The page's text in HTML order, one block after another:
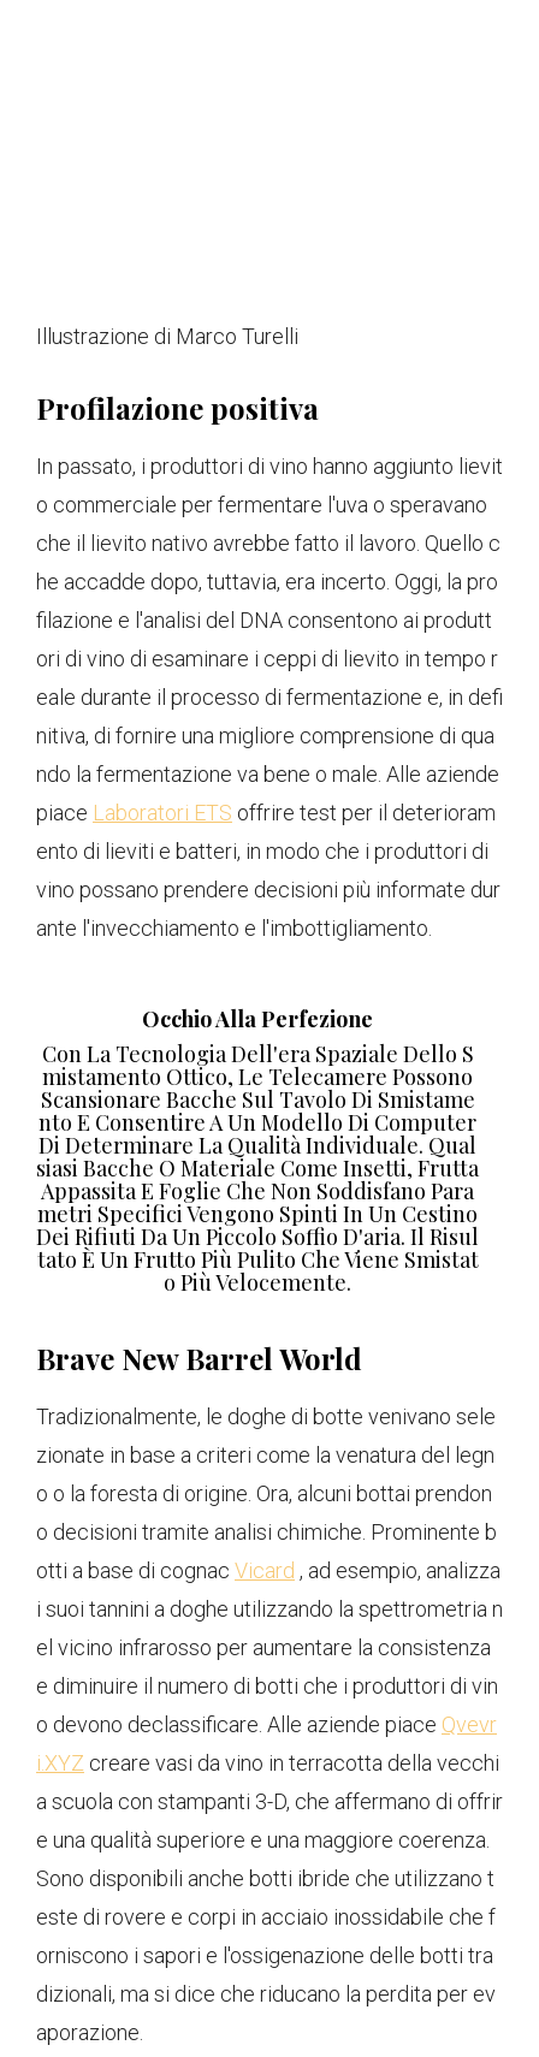
Illustrazione di Marco Turelli
Profilazione positiva
In passato, i produttori di vino hanno aggiunto lievit
o commerciale per fermentare l'uva o speravano
che il lievito nativo avrebbe fatto il lavoro. Quello c
he accadde dopo, tuttavia, era incerto. Oggi, la pro
filazione e l'analisi del DNA consentono ai produtt
ori di vino di esaminare i ceppi di lievito in tempo r
eale durante il processo di fermentazione e, in defi
nitiva, di fornire una migliore comprensione di qua
ndo la fermentazione va bene o male. Alle aziende
piace Laboratori ETS offrire test per il deterioram
ento di lieviti e batteri, in modo che i produttori di
vino possano prendere decisioni più informate dur
ante l'invecchiamento e l'imbottigliamento.
Occhio Alla Perfezione
Con La Tecnologia Dell'era Spaziale Dello S
Mistamento Ottico, Le Telecamere Possono
Scansionare Bacche Sul Tavolo Di Smistame
Nto E Consentire A Un Modello Di Computer
Di Determinare La Qualità Individuale. Qual
Siasi Bacche O Materiale Come Insetti, Frutta
Appassita E Foglie Che Non Soddisfano Para
Metri Specifici Vengono Spinti In Un Cestino
Dei Rifiuti Da Un Piccolo Soffio D'aria. Il Risul
Tato È Un Frutto Più Pulito Che Viene Smistat
O Più Velocemente.
Brave New Barrel World
Tradizionalmente, le doghe di botte venivano sele
zionate in base a criteri come la venatura del legn
o o la foresta di origine. Ora, alcuni bottai prendon
o decisioni tramite analisi chimiche. Prominente b
otti a base di cognac Vicard , ad esempio, analizza
i suoi tannini a doghe utilizzando la spettrometria n
el vicino infrarosso per aumentare la consistenza
e diminuire il numero di botti che i produttori di vin
o devono declassificare. Alle aziende piace Qvevr
i.XYZ creare vasi da vino in terracotta della vecchi
a scuola con stampanti 3-D, che affermano di offrir
e una qualità superiore e una maggiore coerenza.
Sono disponibili anche botti ibride che utilizzano t
este di rovere e corpi in acciaio inossidabile che f
orniscono i sapori e l'ossigenazione delle botti tra
dizionali, ma si dice che riducano la perdita per ev
aporazione.